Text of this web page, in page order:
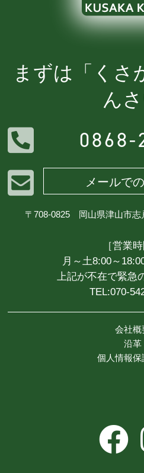
まずは「くさ
ん
0868-
メールで
〒708-0825 岡山県津山市志
［営業時
月～土8:00～
上記が不在で緊急
TEL:070-
会社概
沿革
個人情報保